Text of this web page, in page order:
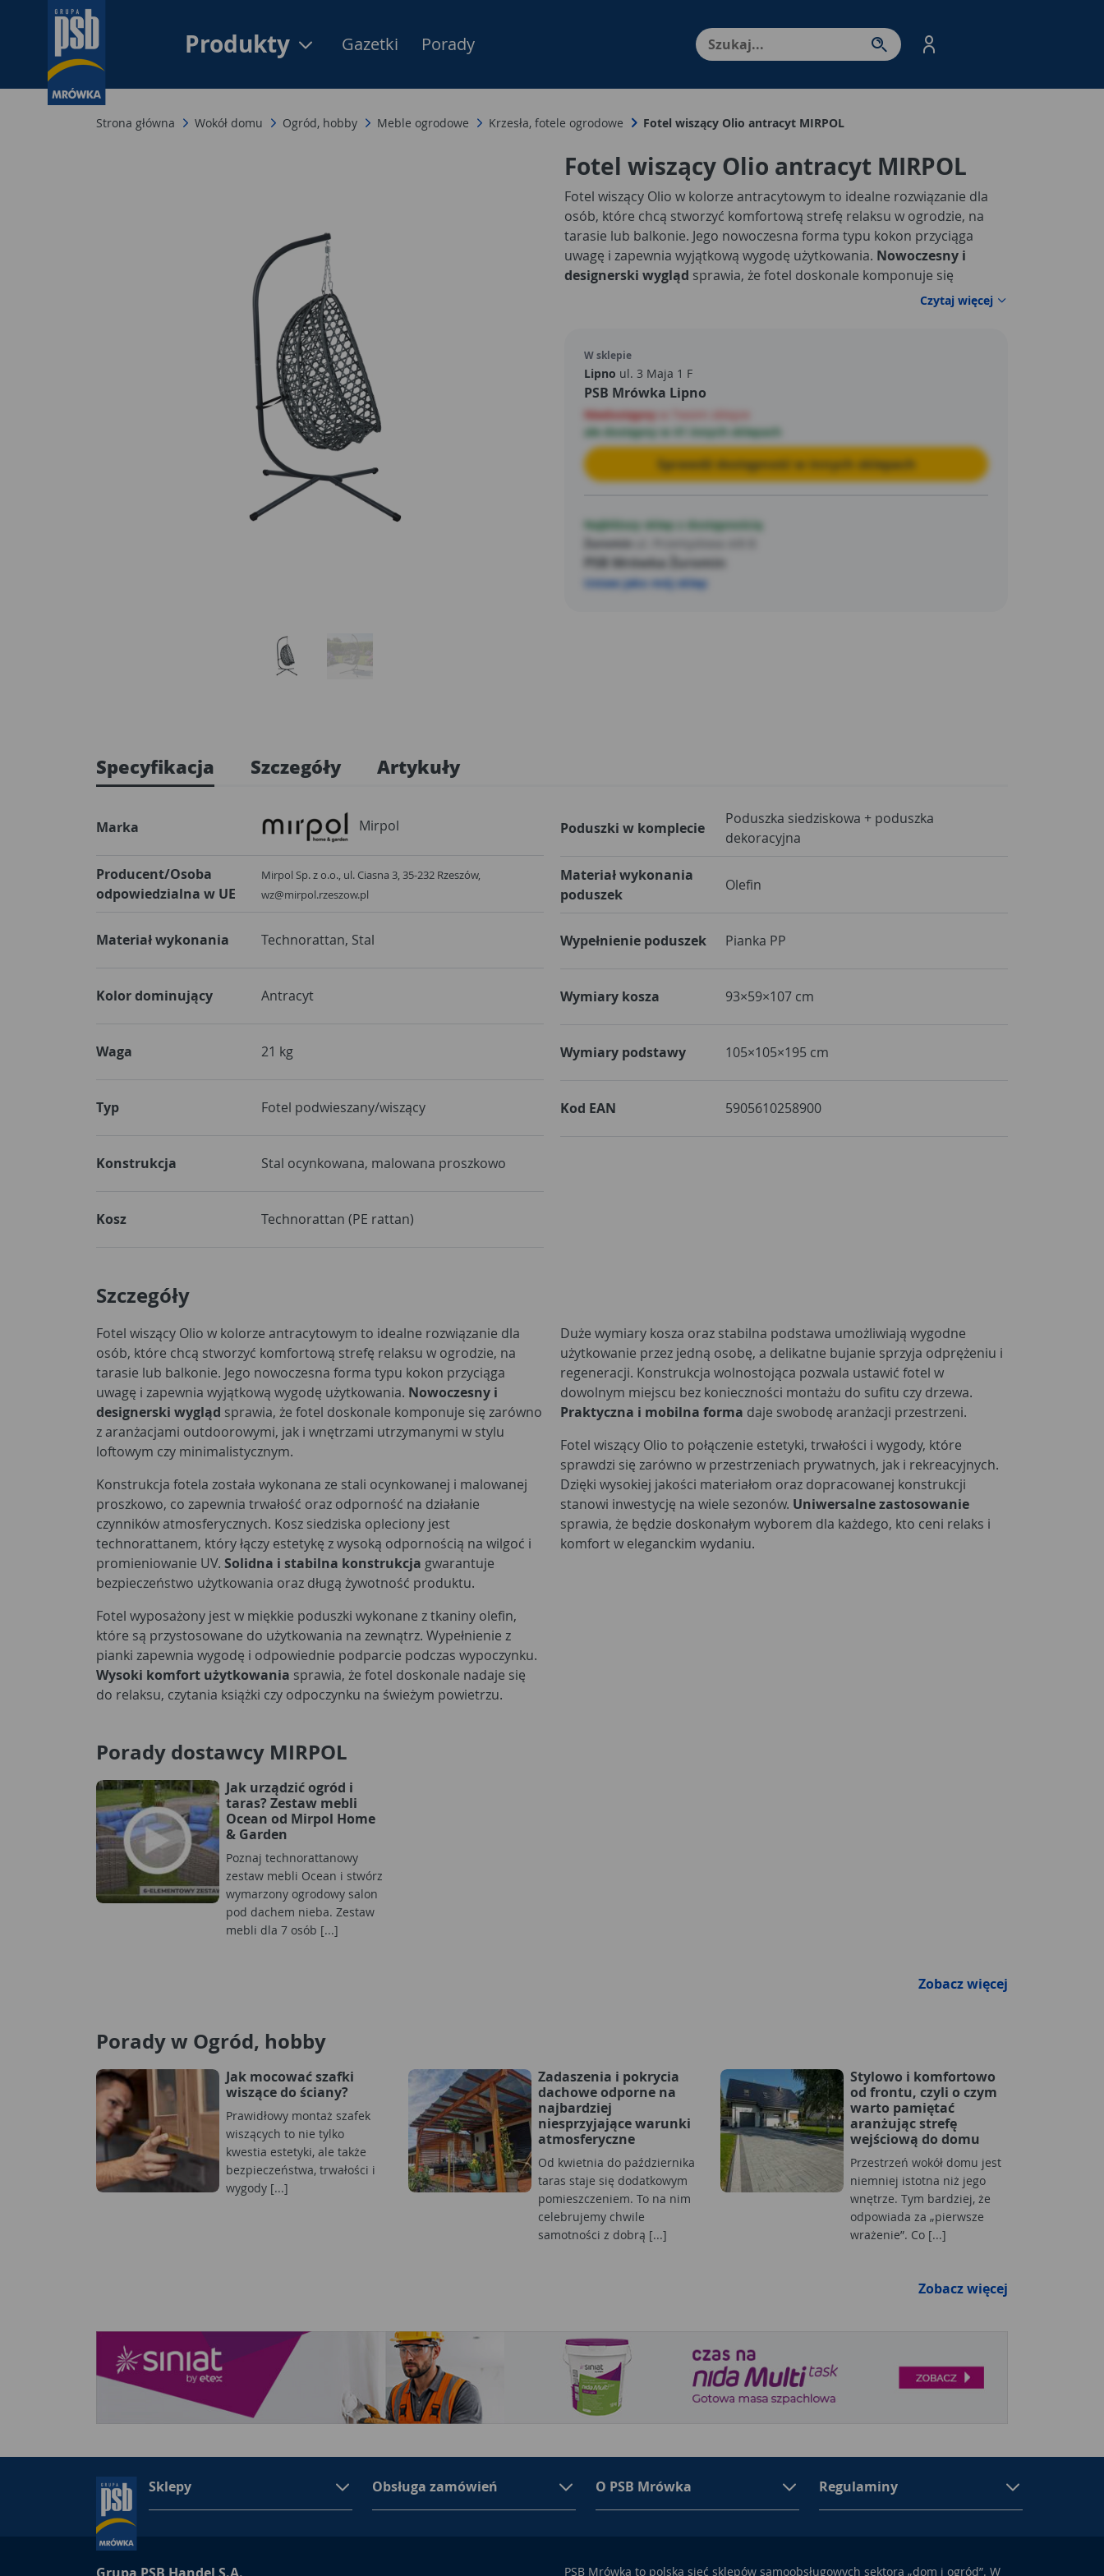
Produkty Menu Produktów, nawigacja: Enter - przejdź do strony produktów. Spacja – otwórz/
Gazetki Porady
Strona główna Wokół domu Ogród, hobby Meble ogrodowe Krzesła, fotele ogrodowe Fotel wiszący Olio antracyt MIRPOL
Fotel wiszący Olio antracyt MIRPOL
Fotel wiszący Olio w kolorze antracytowym to idealne rozwiązanie dla
osób, które chcą stworzyć komfortową strefę relaksu w ogrodzie, na
tarasie lub balkonie. Jego nowoczesna forma typu kokon przyciąga
uwagę i zapewnia wyjątkową wygodę użytkowania. Nowoczesny i
designerski wygląd sprawia, że fotel doskonale komponuje się
zarówno z aranżacjami outdoorowymi, jak i wnętrzami utrzymanymi w
Czytaj więcej
W sklepie
Lipno ul. 3 Maja 1 F
PSB Mrówka Lipno
Niedostępny w Twoim sklepie
ale dostępny w 41 innych sklepach
Sprawdź dostępność w innych sklepach
Najbliższy sklep z dostępnością
Żuromin
PSB Mrówka Żuromin
Ustaw jako mój sklep
Specyfikacja Szczegóły Artykuły
Marka Mirpol
Producent/Osoba
odpowiedzialna w UE
Mirpol Sp. z o.o., ul. Ciasna 3, 35-232 Rzeszów,
wz@mirpol.rzeszow.pl
Materiał wykonania Technorattan, Stal
Kolor dominujący Antracyt
Waga 21 kg
Typ Fotel podwieszany/wiszący
Konstrukcja Stal ocynkowana, malowana proszkowo
Kosz Technorattan (PE rattan)
Poduszki w komplecie
Poduszka siedziskowa + poduszka
dekoracyjna
Materiał wykonania
poduszek
Olefin
Wypełnienie poduszek Pianka PP
Wymiary kosza 93×59×107 cm
Wymiary podstawy 105×105×195 cm
Kod EAN 5905610258900
Szczegóły
Fotel wiszący Olio w kolorze antracytowym to idealne rozwiązanie dla
osób, które chcą stworzyć komfortową strefę relaksu w ogrodzie, na
tarasie lub balkonie. Jego nowoczesna forma typu kokon przyciąga
uwagę i zapewnia wyjątkową wygodę użytkowania. Nowoczesny i
designerski wygląd sprawia, że fotel doskonale komponuje się zarówno
z aranżacjami outdoorowymi, jak i wnętrzami utrzymanymi w stylu
loftowym czy minimalistycznym.
Konstrukcja fotela została wykonana ze stali ocynkowanej i malowanej
proszkowo, co zapewnia trwałość oraz odporność na działanie
czynników atmosferycznych. Kosz siedziska opleciony jest
technorattanem, który łączy estetykę z wysoką odpornością na wilgoć i
promieniowanie UV. Solidna i stabilna konstrukcja gwarantuje
bezpieczeństwo użytkowania oraz długą żywotność produktu.
Fotel wyposażony jest w miękkie poduszki wykonane z tkaniny olefin,
które są przystosowane do użytkowania na zewnątrz. Wypełnienie z
pianki zapewnia wygodę i odpowiednie podparcie podczas wypoczynku.
Wysoki komfort użytkowania sprawia, że fotel doskonale nadaje się
do relaksu, czytania książki czy odpoczynku na świeżym powietrzu.
Duże wymiary kosza oraz stabilna podstawa umożliwiają wygodne
użytkowanie przez jedną osobę, a delikatne bujanie sprzyja odprężeniu i
regeneracji. Konstrukcja wolnostojąca pozwala ustawić fotel w
dowolnym miejscu bez konieczności montażu do sufitu czy drzewa.
Praktyczna i mobilna forma daje swobodę aranżacji przestrzeni.
Fotel wiszący Olio to połączenie estetyki, trwałości i wygody, które
sprawdzi się zarówno w przestrzeniach prywatnych, jak i rekreacyjnych.
Dzięki wysokiej jakości materiałom oraz dopracowanej konstrukcji
stanowi inwestycję na wiele sezonów. Uniwersalne zastosowanie
sprawia, że będzie doskonałym wyborem dla każdego, kto ceni relaks i
komfort w eleganckim wydaniu.
Porady dostawcy MIRPOL
Jak urządzić ogród i
taras? Zestaw mebli
Ocean od Mirpol Home
& Garden
Poznaj technorattanowy
zestaw mebli Ocean i stwórz
wymarzony ogrodowy salon
pod dachem nieba. Zestaw
mebli dla 7 osób [...]
Zobacz więcej
Porady w Ogród, hobby
Jak mocować szafki
wiszące do ściany?
Prawidłowy montaż szafek
wiszących to nie tylko
kwestia estetyki, ale także
bezpieczeństwa, trwałości i
wygody [...]
Zadaszenia i pokrycia
dachowe odporne na
najbardziej
niesprzyjające warunki
atmosferyczne
Od kwietnia do października
taras staje się dodatkowym
pomieszczeniem. To na nim
celebrujemy chwile
samotności z dobrą [...]
Stylowo i komfortowo
od frontu, czyli o czym
warto pamiętać
aranżując strefę
wejściową do domu
Przestrzeń wokół domu jest
niemniej istotna niż jego
wnętrze. Tym bardziej, że
odpowiada za „pierwsze
wrażenie”. Co [...]
Zobacz więcej
Sklepy Obsługa zamówień O PSB Mrówka Regulaminy
PSB Mrówka to polska sieć sklepów samoobsługowych sektora „dom i ogród”. W